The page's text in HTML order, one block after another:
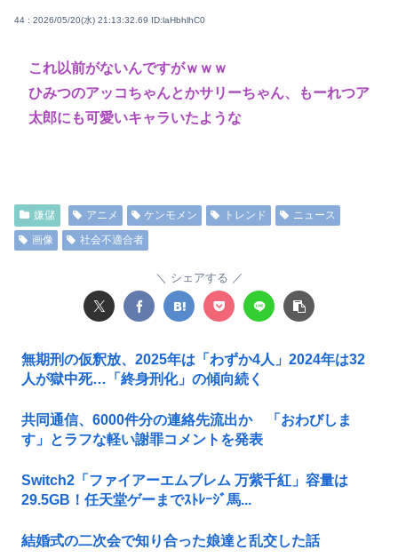
44 : 2026/05/20(水) 21:13:32.69 ID:laHbhlhC0
これ以前がないんですがｗｗｗ
ひみつのアッコちゃんとかサリーちゃん、もーれつア
太郎にも可愛いキャラいたような
嫌儲 アニメ ケンモメン トレンド
ニュース
画像
社会不適合者
シェアする
無期刑の仮釈放、2025年は「わずか4人」2024年は32
人が獄中死…「終身刑化」の傾向続く
共同通信、6000件分の連絡先流出か 「おわびしま
す」とラフな軽い謝罪コメントを発表
Switch2「ファイアーエムブレム 万紫千紅」容量は
29.5GB！任天堂ゲーまでｽﾄﾚｰｼﾞ馬...
結婚式の二次会で知り合った娘達と乱交した話